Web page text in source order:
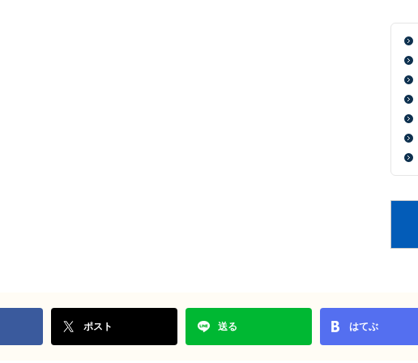
ポスト 送る はてぶ